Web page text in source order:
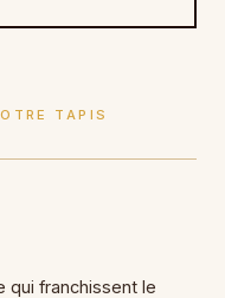
TAPIS
qui franchissent le